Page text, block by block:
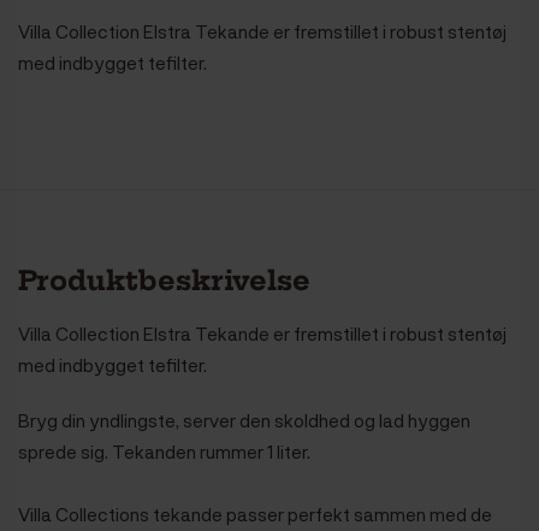
Villa Collection Elstra Tekande er fremstillet i robust stentøj
med indbygget tefilter.
Produktbeskrivelse
Villa Collection Elstra Tekande er fremstillet i robust stentøj
med indbygget tefilter.
Bryg din yndlingste, server den skoldhed og lad hyggen
sprede sig. Tekanden rummer 1 liter.
Villa Collections tekande passer perfekt sammen med de